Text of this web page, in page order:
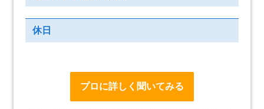
休日
プロに詳しく聞いてみる